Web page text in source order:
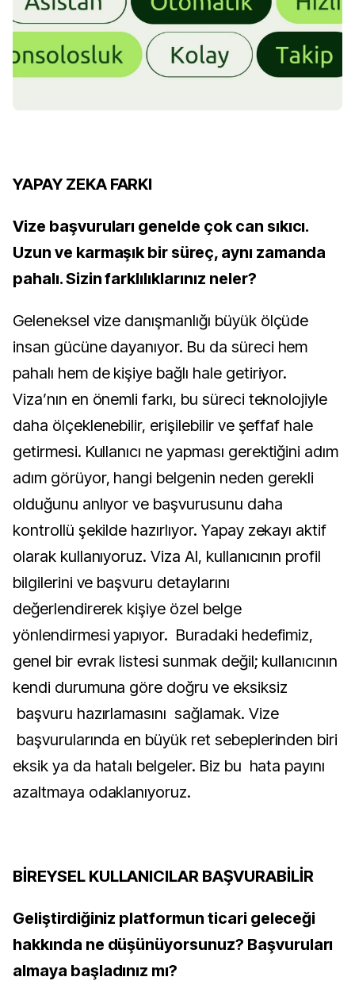
YAPAY ZEKA FARKI
Vize başvuruları genelde çok can sıkıcı.
Uzun ve karmaşık bir süreç, aynı zamanda
pahalı. Sizin farklılıklarınız neler?
Geleneksel vize danışmanlığı büyük ölçüde
insan gücüne dayanıyor. Bu da süreci hem
pahalı hem de kişiye bağlı hale getiriyor.
Viza’nın en önemli farkı, bu süreci teknolojiyle
daha ölçeklenebilir, erişilebilir ve şeffaf hale
getirmesi. Kullanıcı ne yapması gerektiğini adım
adım görüyor, hangi belgenin neden gerekli
olduğunu anlıyor ve başvurusunu daha
kontrollü şekilde hazırlıyor. Yapay zekayı aktif
olarak kullanıyoruz. Viza AI, kullanıcının profil
bilgilerini ve başvuru detaylarını
değerlendirerek kişiye özel belge
yönlendirmesi yapıyor. Buradaki hedefimiz,
genel bir evrak listesi sunmak değil; kullanıcının
kendi durumuna göre doğru ve eksiksiz
başvuru hazırlamasını sağlamak. Vize
başvurularında en büyük ret sebeplerinden biri
eksik ya da hatalı belgeler. Biz bu hata payını
azaltmaya odaklanıyoruz.
BİREYSEL KULLANICILAR BAŞVURABİLİR
Geliştirdiğiniz platformun ticari geleceği
hakkında ne düşünüyorsunuz? Başvuruları
almaya başladınız mı?